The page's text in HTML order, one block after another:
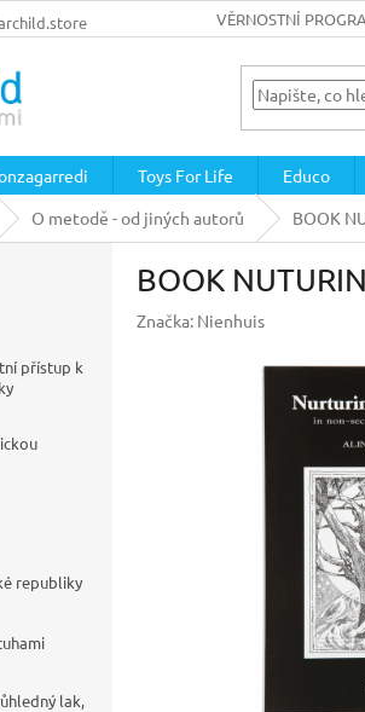
VĚRNOSTNÍ
Toys For Life Educo
O metodě - od jiných autorů BOOK
přístup k
republiky
lak,
BOOK
Značka: Nienhuis